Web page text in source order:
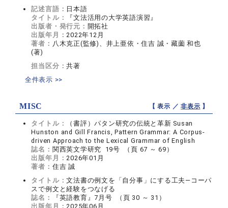
記述言語： 日本語
タイトル：
『文法活用の大学英語演習』
出版者・発行元： 開拓社
出版年月：2022年12月
著者： 八木克正(監修)、井上亜依・住吉 誠・藏薗 和也
(著)
担当区分：共著
全件表示 >>
MISC 【 表示 ／非表示 】
タイトル：
（書評）パタン研究の伝統と革新 Susan
Hunston and Gill Francis, Pattern Grammar: A Corpus-
driven Approach to the Lexical Grammar of English
誌名： 関西英文学研究 19号 （頁 67 ～ 69）
出版年月：2026年01月
著者： 住吉 誠
タイトル：文法書の例文を「自分事」にする工夫―コーパ
スで例文と経験をつなげる
誌名：
『英語教育』7月号 （頁 30 ～ 31）
出版年月： 2025年06月